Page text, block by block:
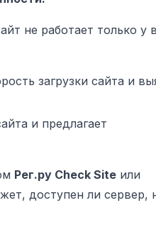
не работает только у
загрузки сайта и
и предлагает
Рег.ру Check Site или
доступен ли сервер,